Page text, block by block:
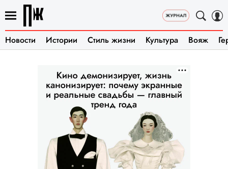
Новости Истории Стиль жизни Культура Вояж